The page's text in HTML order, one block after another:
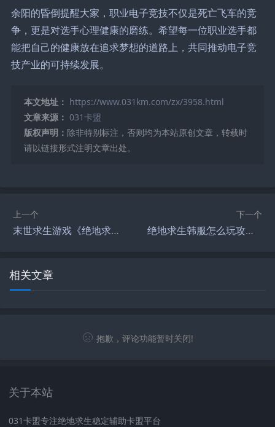
余阳的昏倒提醒大家，职业电子竞技不仅是死亡飞车的竞
争，更是对选手心理健康的磨练。希望每一位职业选手都
能把自己的健康放在追求梦想的道路上，共同推动电子竞
技产业的可持续发展。
本文地址： https://www.031km.com/zx/3958.html
文章来源： 031卡盟
版权声明： 除非特别标注，否则均为本站原创文章，转载时
请以链接形式注明文章出处。
上一个
末世求生游戏《绝地求生主角》攻略-如何在游戏中扮演绝地求生主角生存到最后
下一个
绝地求生韩服怎么玩攻略-绝地求生韩服新手入门指南与技巧
相关文章
抱歉，评论功能暂时关闭!
关于本站
031卡盟专注绝地求生稳定辅助卡盟平台